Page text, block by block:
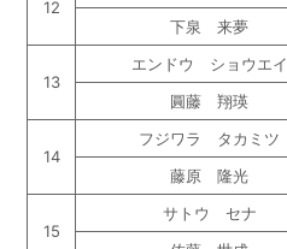
12
下泉 来夢
13
エンドウ ショウエイ
圓藤 翔瑛
14
フジワラ タカミツ
藤原 隆光
15
サトウ セナ